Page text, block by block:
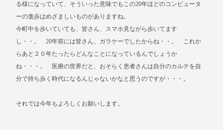
る様になっていて、そういった意味でもこの20年ほどのコンピュータ
ーの進歩はめざましいものがありますね。
今町中を歩いていても、皆さん、スマホ見ながら歩いてます
し・・。 20年前には皆さん、ガラケーでしたからね・・。 これか
らあと２０年たったらどんなことになっているんでしょうか
ね・・・。 医療の世界だと、おそらく患者さんは自分のカルテを自
分で持ち歩く時代になるんじゃないかなと思うのですが・・・。
それでは今年もよろしくお願いします。